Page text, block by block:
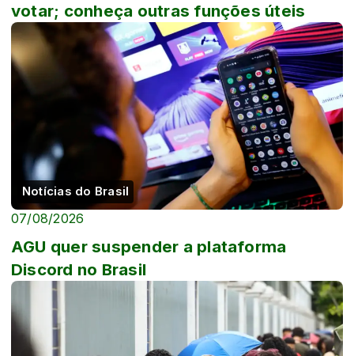
votar; conheça outras funções úteis
Notícias do Brasil
07/08/2026
AGU quer suspender a plataforma
Discord no Brasil